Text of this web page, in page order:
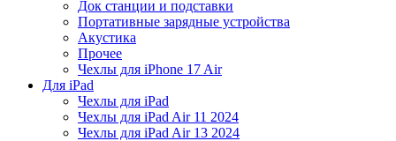
Док станции и подставки
Портативные зарядные устройства
Акустика
Прочее
Чехлы для iPhone 17 Air
Для iPad
Чехлы для iPad
Чехлы для iPad Air 11 2024
Чехлы для iPad Air 13 2024